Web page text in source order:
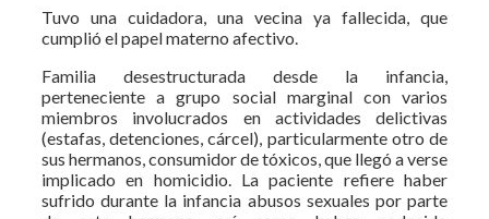
Tuvo una cuidadora, una vecina ya fallecida, que
cumplió el papel materno afectivo.
Familia desestructurada desde la infancia,
perteneciente a grupo social marginal con varios
miembros involucrados en actividades delictivas
(estafas, detenciones, cárcel), particularmente otro de
sus hermanos, consumidor de tóxicos, que llegó a verse
implicado en homicidio. La paciente refiere haber
sufrido durante la infancia abusos sexuales por parte